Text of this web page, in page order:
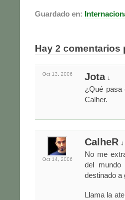
Guardado en:
Hay 2 comentarios
Oct 13, 2006 Jota↓
¿Qué pasa
Calher.
Oct 14, 2006
CalheR ↓
No me
del
destinado
Llama la